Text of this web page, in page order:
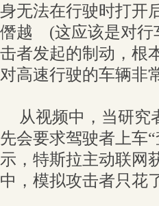
身无法在行驶时打开
僭越 (这应该是对行
击者发起的制动，根
对高速行驶的车辆非
从视频中，当研究
先会要求驾驶者上车
示，特斯拉主动联
中，模拟攻击者只花